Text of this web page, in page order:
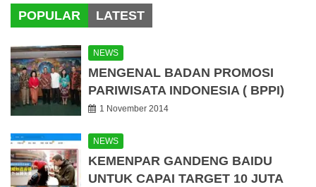
POPULAR LATEST
NEWS
MENGENAL BADAN PROMOSI
PARIWISATA INDONESIA ( BPPI)
1 November 2014
NEWS
KEMENPAR GANDENG BAIDU
UNTUK CAPAI TARGET 10 JUTA